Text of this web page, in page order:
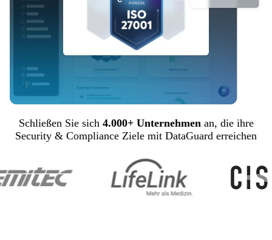
Schließen Sie sich 4.000+ Unternehmenan, die ihre
Security & Compliance Ziele mit DataGuard erreichen